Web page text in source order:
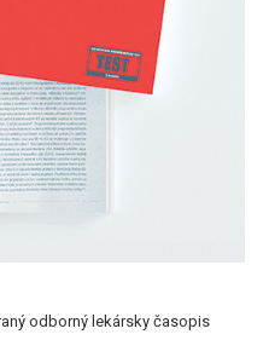
odborný lekársky časopis